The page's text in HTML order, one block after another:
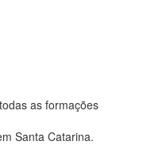
as formações
Santa Catarina.